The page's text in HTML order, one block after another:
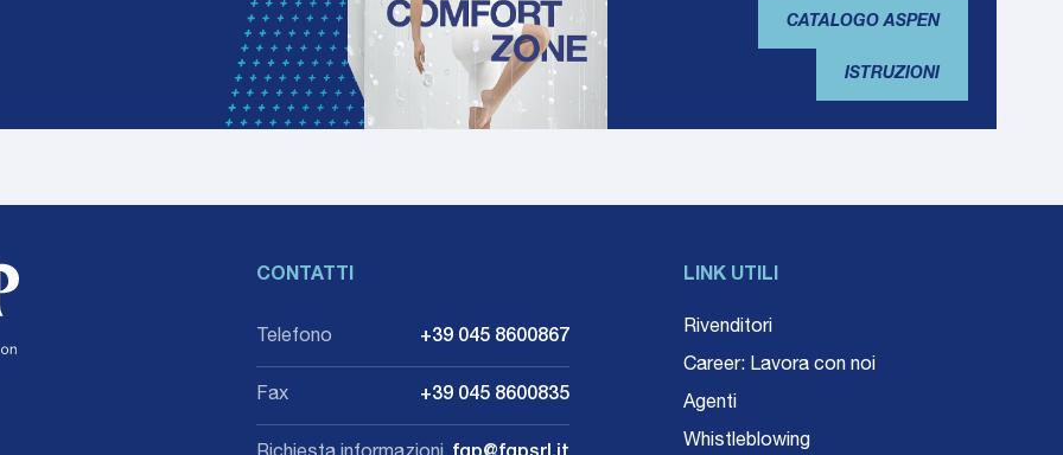
CATALOGO ASPEN
ISTRUZIONI
CONTATTI
Telefono +39 045 8600867
Fax +39 045 8600835
LINK UTILI
Rivenditori
Career: Lavora con noi
Agenti
Whistleblowing